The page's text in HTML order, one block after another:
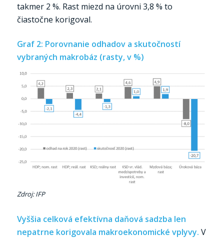
takmer 2 %. Rast miezd na úrovni 3,8 % to
čiastočne korigoval.
Graf 2: Porovnanie odhadov a skutočností
vybraných makrobáz (rasty, v %)
Zdroj: IFP
Vyššia celková efektívna daňová sadzba len
nepatrne korigovala makroekonomické vplyvy. V